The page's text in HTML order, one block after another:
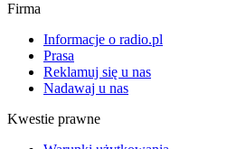
Firma
Informacje o radio.pl
Prasa
Reklamuj się u nas
Nadawaj u nas
Kwestie prawne